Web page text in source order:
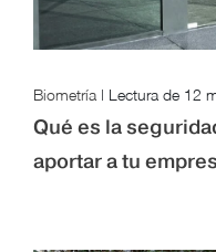
Biometría | Lectura de 12
Qué es la
aportar a tu